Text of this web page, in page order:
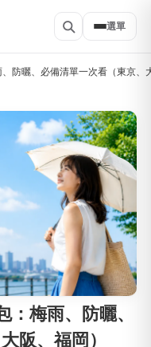
選單
防曬、必備清單一次看（東京、
梅雨、防曬、
阪、福岡）